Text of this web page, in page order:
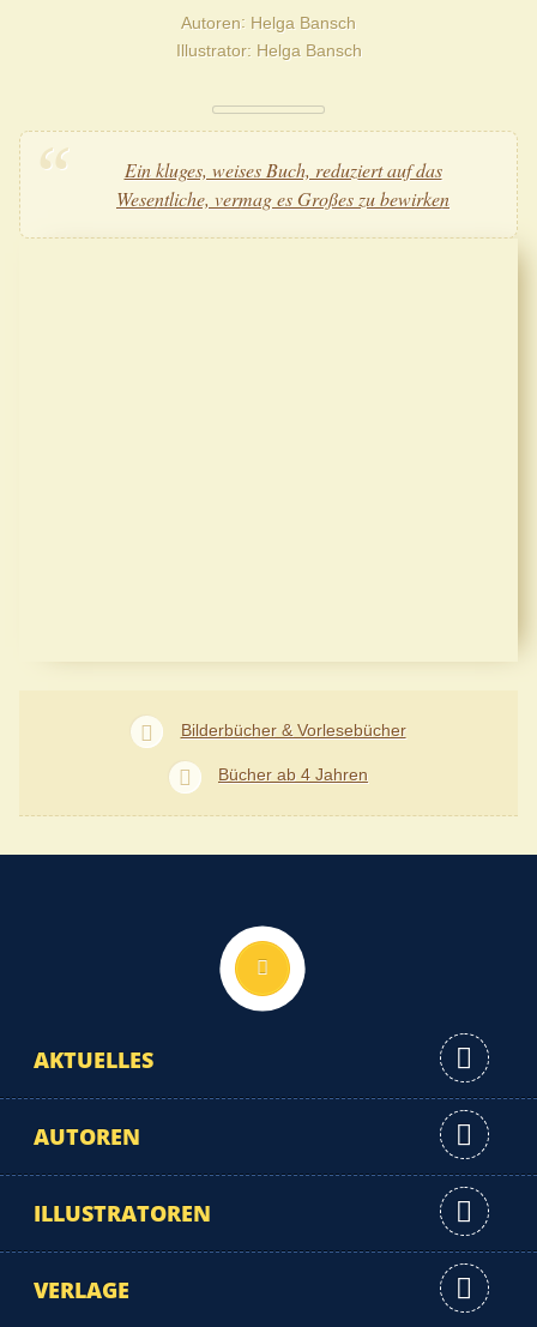
Autoren Helga Bansch
Illustrator Helga Bansch
Ein kluges, weises Buch, reduziert auf das
Wesentliche, vermag es Großes zu bewirken
Bilderbücher & Vorlesebücher
Bücher ab 4 Jahren
AKTUELLES
AUTOREN
ILLUSTRATOREN
VERLAGE